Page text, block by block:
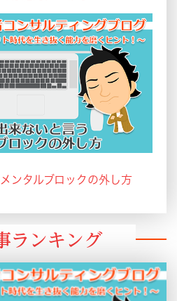
ンタルブロックの外し方
ランキング